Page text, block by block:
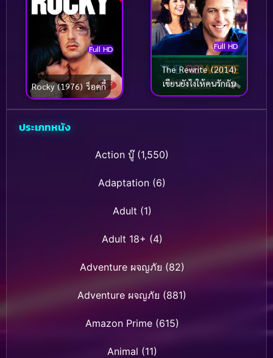
Full HD
Rocky (1976) ร็อคกี้
Full HD
The Rewrite (2014)
เขียนยังไงให้คนรักกัน
ประเภทหนัง
Action บู๊(1,550)
Adaptation (6)
Adult (1)
Adult 18+ (4)
Adventure ผจญภัย (82)
Adventure ผจญภัย (881)
Amazon Prime(615)
Animal (11)